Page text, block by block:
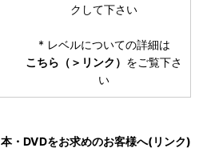
クして下さい
* レベルについての詳細は
こちら（＞リンク） をご覧下さ
い
本・DVDをお求めのお客様へ(リンク)